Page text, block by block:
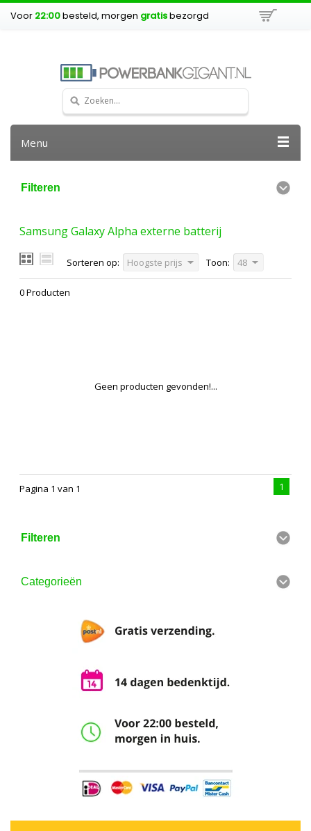
Voor 22:00besteld, morgen gratisbezorgd
Menu
Filteren
Samsung Galaxy Alpha externe batterij
Sorteren op: Hoogste prijs Toon: 48
0 Producten
Geen producten gevonden!...
Pagina 1 van 1 1
Filteren
Categorieën